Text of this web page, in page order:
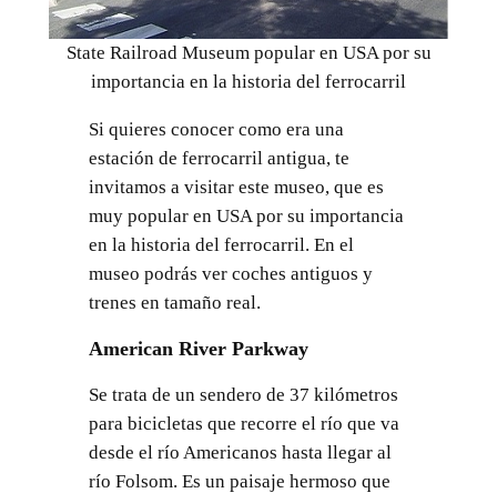
State Railroad Museum popular en USA por su
importancia en la historia del ferrocarril
Si quieres conocer como era una
estación de ferrocarril antigua, te
invitamos a visitar este museo, que es
muy popular en USA por su importancia
en la historia del ferrocarril. En el
museo podrás ver coches antiguos y
trenes en tamaño real.
American River Parkway
Se trata de un sendero de 37 kilómetros
para bicicletas que recorre el río que va
desde el río Americanos hasta llegar al
río Folsom. Es un paisaje hermoso que